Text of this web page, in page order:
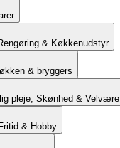
& Køkkenudstyr
& bryggers
pleje, Skønhed & Velvære
& Hobby